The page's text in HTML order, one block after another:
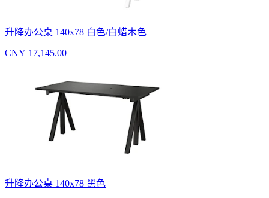
升降办公桌 140x78 白色/白蜡木色
CNY 17,145.00
升降办公桌 140x78 黑色